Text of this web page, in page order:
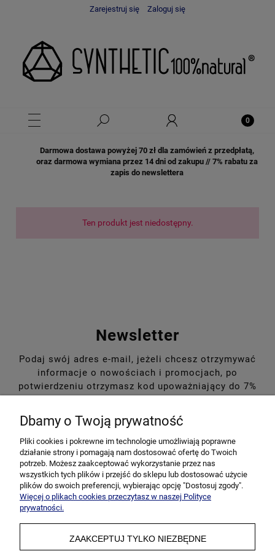
Zarejestruj się Zaloguj się
Darmowa dostawa powyżej 70 zł dla zamówień z przedpłatą,
oraz darmowa wymiana przez 14 dni od zakupu // 7% rabatu za
zapis do newslettera
Ten produkt jest niedostępny.
Newsletter
Podaj swój adres e-mail, jeżeli chcesz otrzymywać
informacje o nowościach i promocjach, po
potwierdzeniu otrzymasz kod upoważniający do 7%
Dbamy o Twoją prywatność
Pliki cookies i pokrewne im technologie umożliwiają poprawne
działanie strony i pomagają nam dostosować ofertę do Twoich
potrzeb. Możesz zaakceptować wykorzystanie przez nas
wszystkich tych plików i przejść do sklepu lub dostosować użycie
plików do swoich preferencji, wybierając opcję "Dostosuj zgody".
Więcej o plikach cookies przeczytasz w naszej Polityce
prywatności.
ZAAKCEPTUJ TYLKO NIEZBĘDNE